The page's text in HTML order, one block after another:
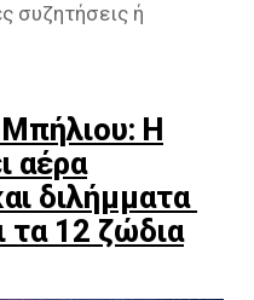
συζητήσεις ή
Η
αέρα
διλήμματα
τα 12 ζώδια